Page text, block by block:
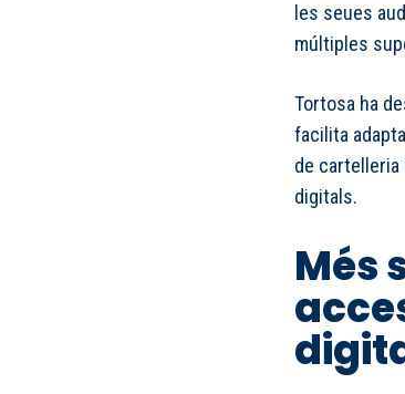
les seues
múltiples
Tortosa ha
facilita
de
digitals.
Més